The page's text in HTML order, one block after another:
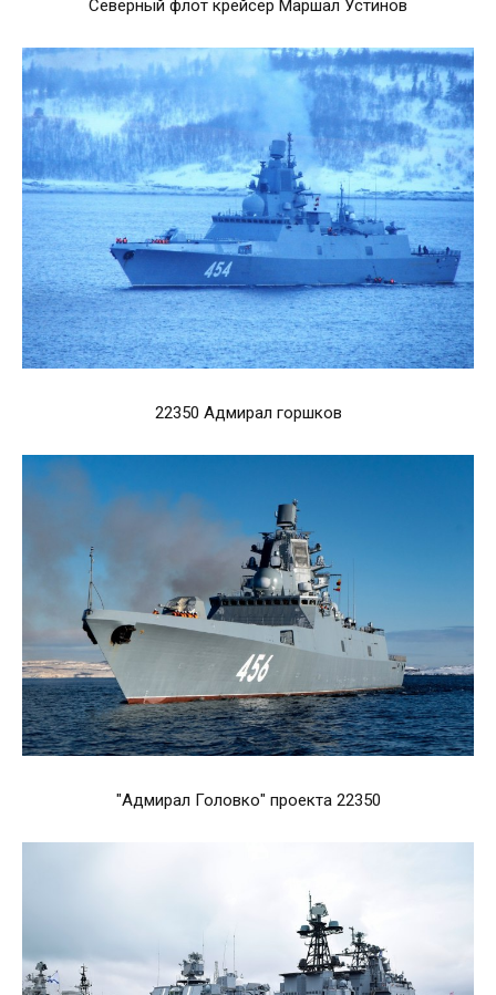
Северный флот крейсер Маршал Устинов
22350 Адмирал горшков
"Адмирал Головко" проекта 22350